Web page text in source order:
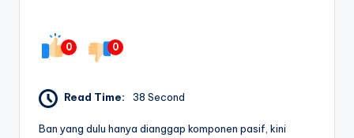
0 0
Read Time: 38 Second
Ban yang dulu hanya dianggap komponen pasif, kini